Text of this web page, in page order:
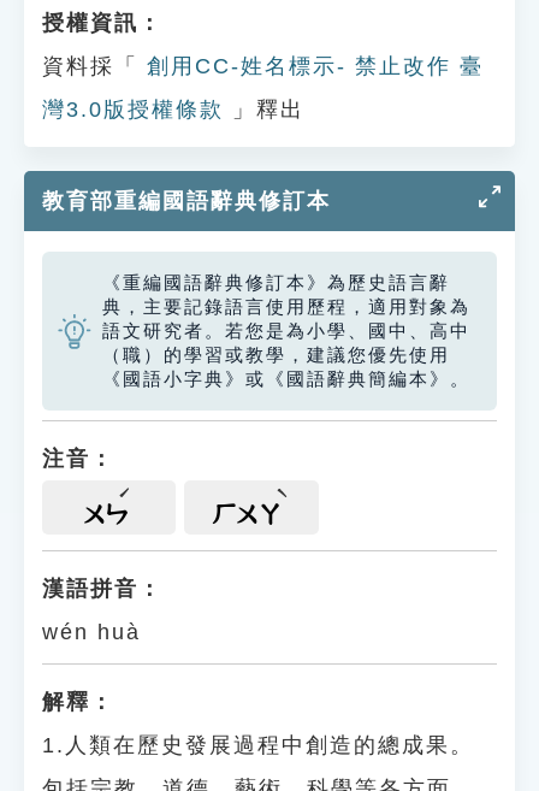
授權資訊：
資料採「
創用CC-姓名標示- 禁止改作 臺
灣3.0版授權條款
」釋出
教育部重編國語辭典修訂本
《重編國語辭典修訂本》為歷史語言辭
典，主要記錄語言使用歷程，適用對象為
語文研究者。若您是為小學、國中、高中
（職）的學習或教學，建議您優先使用
《國語小字典》或《國語辭典簡編本》。
注音：
ㄨㄣ ㄏㄨㄚ
漢語拼音：
wén huà
解釋：
1.人類在歷史發展過程中創造的總成果。